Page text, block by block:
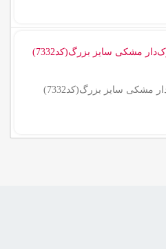
مشکی سایز بزرگ‌(کد7332)